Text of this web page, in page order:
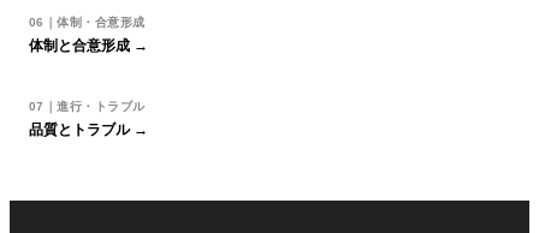
06｜体制・合意形成
体制と合意形成 →
07｜進行・トラブル
品質とトラブル →